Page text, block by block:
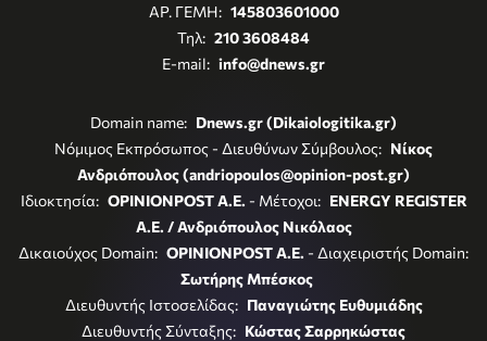
ΑΡ. ΓΕΜΗ: 145803601000
Τηλ: 210 3608484
E-mail: info@dnews.gr
Domain name: Dnews.gr (Dikaiologitika.gr)
Νόμιμος Εκπρόσωπος - Διευθύνων Σύμβουλος: Νίκος
Ανδριόπουλος (andriopoulos@opinion-post.gr)
Ιδιοκτησία: OPINIONPOST A.E. - Μέτοχοι: ENERGY REGISTER
Α.Ε. / Ανδριόπουλος Νικόλαος
Δικαιούχος Domain: OPINIONPOST A.E. - Διαχειριστής Domain:
Σωτήρης Μπέσκος
Διευθυντής Ιστοσελίδας: Παναγιώτης Ευθυμιάδης
Διευθυντής Σύνταξης: Κώστας Σαρρηκώστας